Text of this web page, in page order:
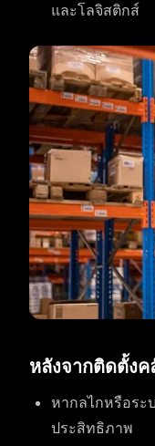
และโลจิสติกส์
หลังจากติดตั้งค
หากลไกหรือระ
ประสิทธิภาพ